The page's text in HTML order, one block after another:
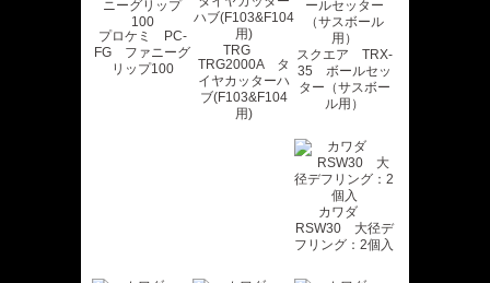
プロケミ PC-
FG ファニーグ
リップ100
TRG
TRG2000A タ
イヤカッターハ
ブ(F103&F104
用)
スクエア TRX-
35 ボールセッ
ター（サスボー
ル用）
カワダ
RSW30 大径デ
フリング：2個入